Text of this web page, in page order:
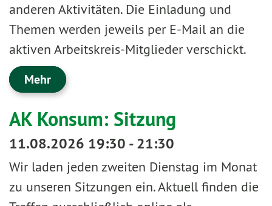
anderen Aktivitäten. Die Einladung und
Themen werden jeweils per E-Mail an die
aktiven Arbeitskreis-Mitglieder verschickt.
Mehr
AK Konsum: Sitzung
11.08.2026 19:30 - 21:30
Wir laden jeden zweiten Dienstag im Monat
zu unseren Sitzungen ein. Aktuell finden die